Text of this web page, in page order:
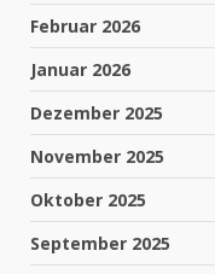
Februar 2026
Januar 2026
Dezember 2025
November 2025
Oktober 2025
September 2025